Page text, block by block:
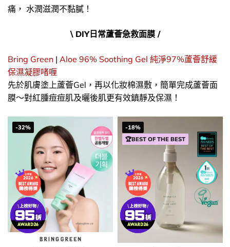
痛， 水潤滋潤不黏膩！
\ DIY日常蘆薈急救面膜 /
Bring Green | Aloe 96% Soothing Gel 純淨97%蘆薈舒緩
保濕凝膠啫喱
先於肌膚塗上蘆薈Gel，再以化妝棉濕敷，簡單完成蘆薈面
膜～對紅腫痘痘肌及曬後肌更有效鎮靜及保濕！
-32%
-18%
🏆BEST OF THE BEST